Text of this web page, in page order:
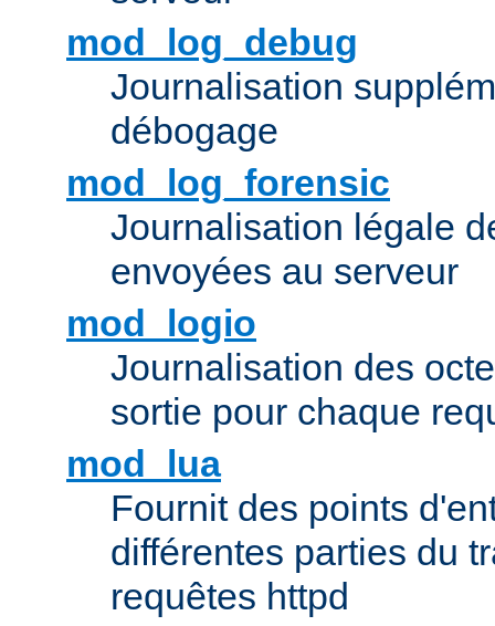
mod_log_debug
Journalisation
débogage
mod_log_forensic
Journalisation légale
envoyées au serveur
mod_logio
Journalisation des
sortie pour chaque
mod_lua
Fournit des points
différentes parties du
requêtes httpd